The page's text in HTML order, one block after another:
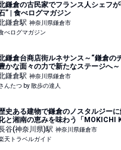
鎌倉の古民家でフランス人シェフ
” | 食べログマガジン
鎌倉駅 神奈川県鎌倉市
べログマガジン
鎌倉台商店街ルネサンス～“鎌倉の
かな面々の力で新たなステージへ～
の達人
鎌倉駅 神奈川県鎌倉市
んたつ by 散歩の達人
史ある建物で鎌倉のノスタルジー
と湘南の恵みを味わう「MOKICHI
楽天トラベル】
谷(神奈川県)駅 神奈川県鎌倉市
天トラベルガイド